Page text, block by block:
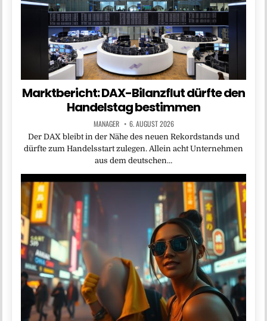
Marktbericht: DAX-Bilanzflut dürfte den
Handelstag bestimmen
MANAGER 6. AUGUST 2026
Der DAX bleibt in der Nähe des neuen Rekordstands und
dürfte zum Handelsstart zulegen. Allein acht Unternehmen
aus dem deutschen…